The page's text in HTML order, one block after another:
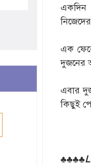
একদিন
এক
দুজনের
এবার
কিছুই
♣♣♣♣